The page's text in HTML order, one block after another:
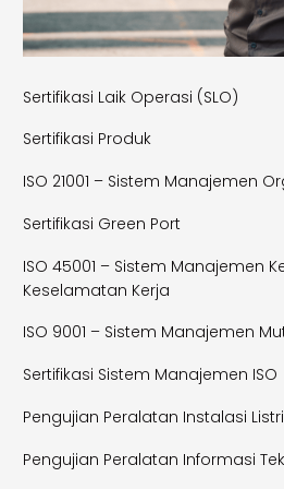
Sertifikasi Laik Operasi (SLO)
Sertifikasi Produk
ISO 21001 – Sistem Manajemen
Sertifikasi Green Port
ISO 45001 – Sistem Manajemen
Keselamatan Kerja
ISO 9001 – Sistem Manajemen
Sertifikasi Sistem Manajemen ISO
Pengujian Peralatan Instalasi
Pengujian Peralatan Informasi